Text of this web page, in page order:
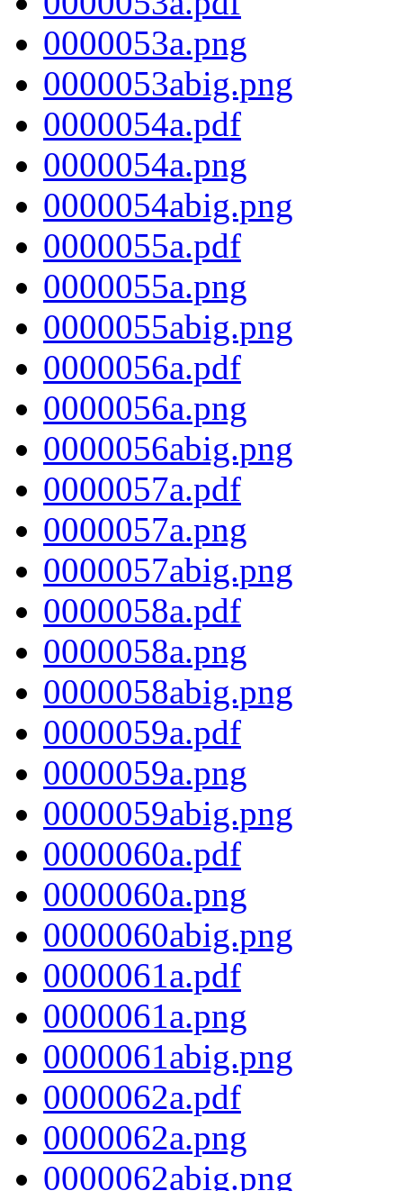
0000053a.png
0000053abig.png
0000054a.pdf
0000054a.png
0000054abig.png
0000055a.pdf
0000055a.png
0000055abig.png
0000056a.pdf
0000056a.png
0000056abig.png
0000057a.pdf
0000057a.png
0000057abig.png
0000058a.pdf
0000058a.png
0000058abig.png
0000059a.pdf
0000059a.png
0000059abig.png
0000060a.pdf
0000060a.png
0000060abig.png
0000061a.pdf
0000061a.png
0000061abig.png
0000062a.pdf
0000062a.png
0000062abig.png